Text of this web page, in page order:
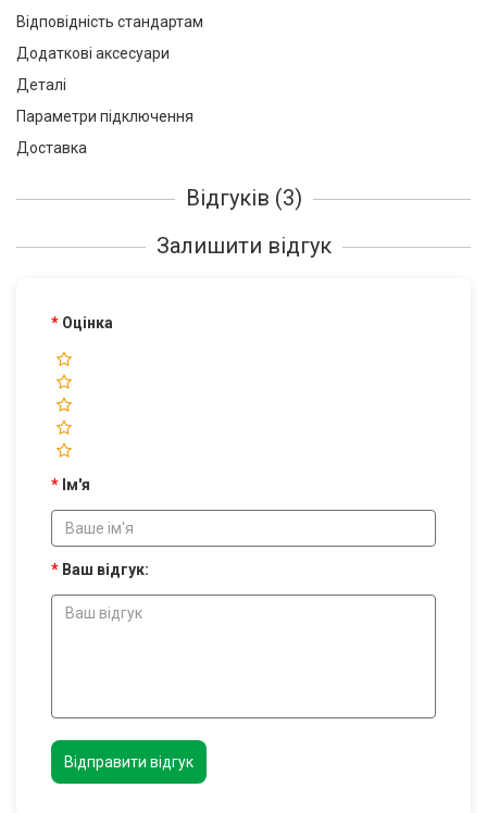
Відповідність стандартам
Додаткові аксесуари
Деталі
Параметри підключення
Доставка
Відгуків (3)
Залишити відгук
Оцінка
Ім'я
Ваш відгук:
Відправити відгук